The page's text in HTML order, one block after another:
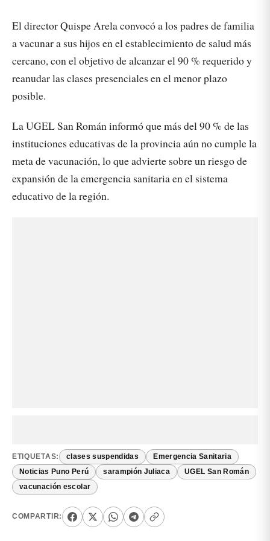
El director Quispe Arela convocó a los padres de familia
a vacunar a sus hijos en el establecimiento de salud más
cercano, con el objetivo de alcanzar el 90 % requerido y
reanudar las clases presenciales en el menor plazo
posible.
La UGEL San Román informó que más del 90 % de las
instituciones educativas de la provincia aún no cumple la
meta de vacunación, lo que advierte sobre un riesgo de
expansión de la emergencia sanitaria en el sistema
educativo de la región.
ETIQUETAS: clases suspendidas Emergencia Sanitaria
Noticias Puno Perú sarampión Juliaca UGEL San Román
vacunación escolar
COMPARTIR: